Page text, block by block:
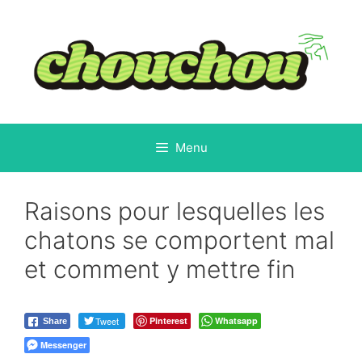
contenu
Menu
Raisons pour lesquelles les
chatons se comportent mal
et comment y mettre fin
Share Tweet Pinterest
Whatsapp
Messenger